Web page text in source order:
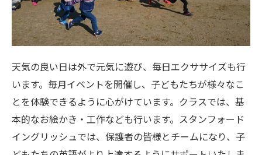
天気の良い日は外で元気に遊び、毎日エクササイズも行
います。毎月イベントを開催し、子どもたちが様々なこ
とを体験できるように心がけています。クラスでは、基
本的なお絵かき・工作なども行います。スタンフォード
イングリッシュでは、保護者の皆様とチームになり、子